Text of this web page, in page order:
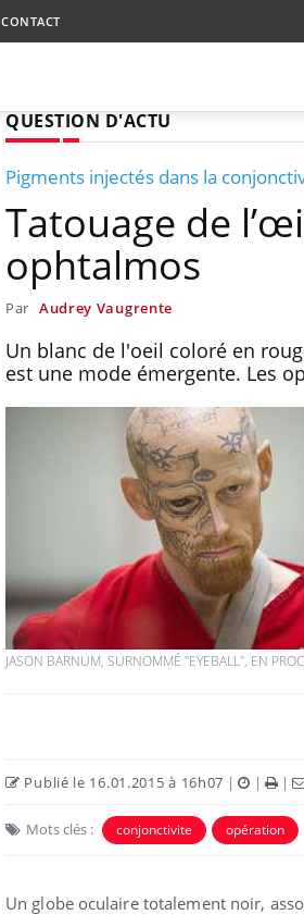
CONTACT
QUESTION D'ACTU
Pigments injectés dans la
Tatouage de
ophtalmos
Par Audrey Vaugrente
Un blanc de l'oeil coloré en
est une mode émergente. Les
JASON BARNUM, SURNOMMÉ "EYEBALL", EN
Publié le 16.01.2015 à 16h07 | | |
Mots clés : conjonctivite opération
Un globe oculaire totalement noir,